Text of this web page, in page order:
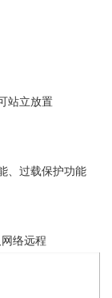
站立放置
、过载保护功能
络远程